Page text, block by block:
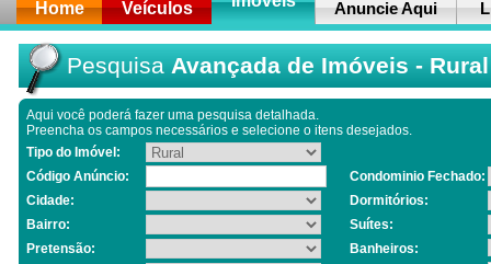
Home Veículos Anuncie Aqui
Pesquisa Avançada de Imóveis - Rural
Aqui você poderá fazer uma pesquisa detalhada.
Preencha os campos necessários e selecione o itens desejados.
Tipo do Imóvel:
Código Anúncio:
Condominio Fechado:
Cidade:
Dormitórios:
Bairro:
Suítes:
Pretensão:
Banheiros: